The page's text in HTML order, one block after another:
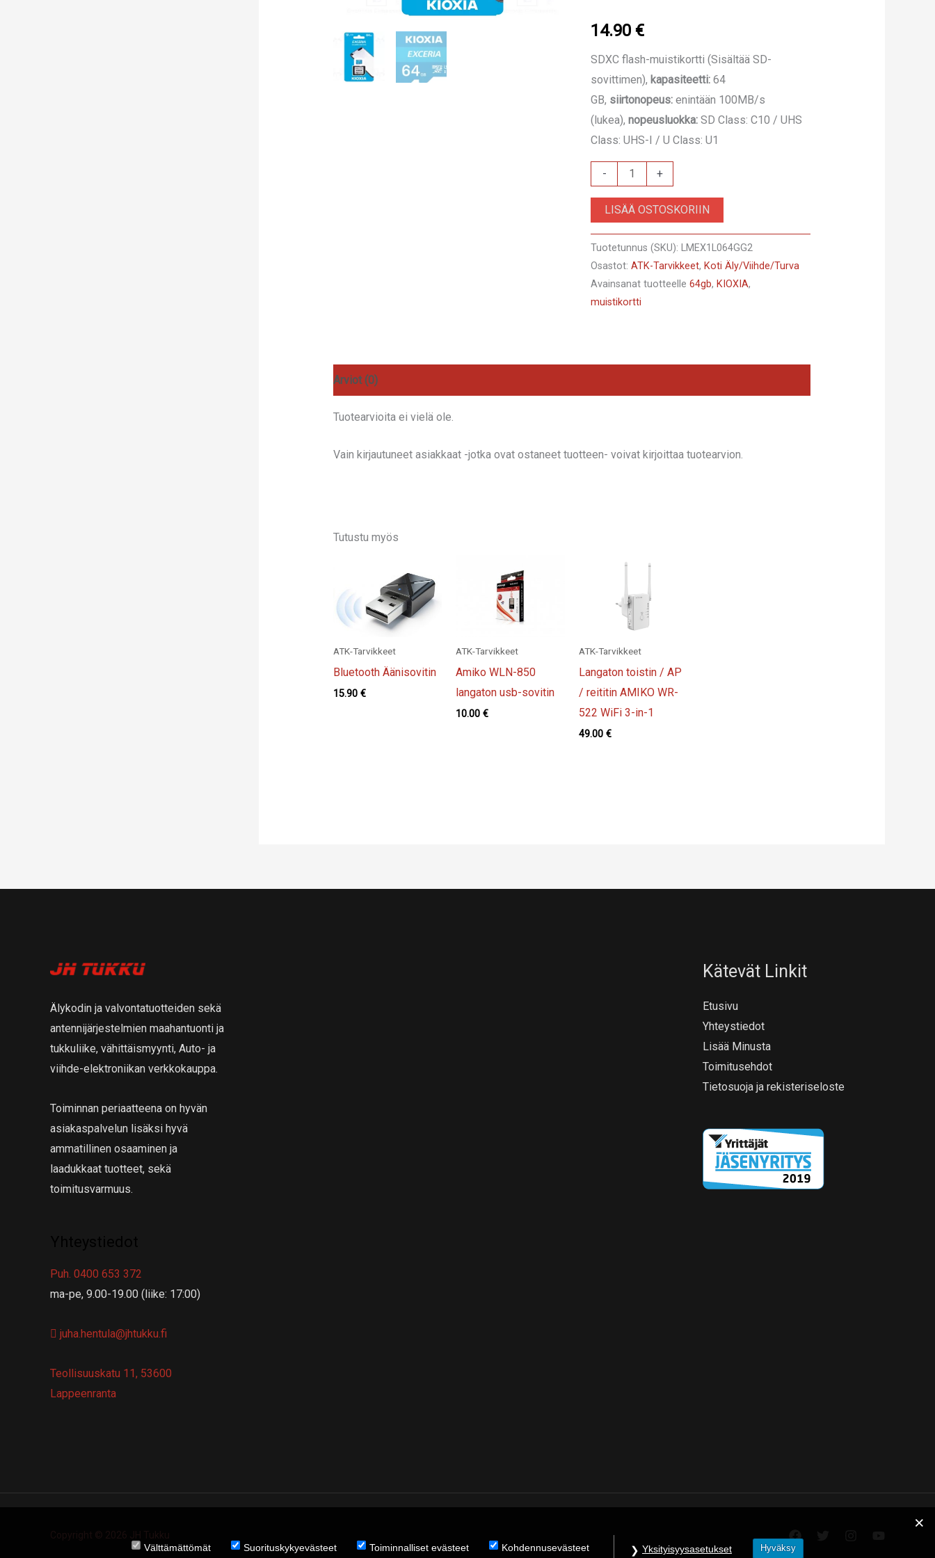
14.90€
SDXC flash-muistikortti (Sisältää SD-
sovittimen), kapasiteetti: 64
GB, siirtonopeus: enintään 100MB/s
(lukea),nopeusluokka: SD Class: C10 / UHS
Class: UHS-I / U Class: U1
-
LMEX1L064GG2
KIOXIA
Muistikortti
64
GB
määrä
+
LISÄÄ OSTOSKORIIN
Tuotetunnus (SKU): LMEX1L064GG2
Osastot:ATK-Tarvikkeet, Koti Äly/Viihde/Turva
Avainsanat tuotteelle64gb, KIOXIA,
muistikortti
Arviot (0)
Tuotearvioita ei vielä ole.
Vain kirjautuneet asiakkaat -jotka ovat ostaneet tuotteen- voivat kirjoittaa tuotearvion.
Tutustu myös
ATK-Tarvikkeet
Bluetooth Äänisovitin
15.90 €
ATK-Tarvikkeet
Amiko WLN-850
langaton usb-sovitin
10.00€
ATK-Tarvikkeet
Langaton toistin / AP
/ reititin AMIKO WR-
522 WiFi 3-in-1
49.00 €
Älykodin ja valvontatuotteiden sekä
antennijärjestelmien maahantuonti ja
tukkuliike, vähittäismyynti, Auto- ja
viihde-elektroniikan verkkokauppa.
Toiminnan periaatteena on hyvän
asiakaspalvelun lisäksi hyvä
ammatillinen osaaminen ja
laadukkaat tuotteet, sekä
toimitusvarmuus.
Puh. 0400 653 372
ma-pe, 9.00-19.00 (liike: 17:00)
juha.hentula@jhtukku.fi
Teollisuuskatu 11, 53600
Lappeenranta
Kätevät Linkit
Etusivu
Yhteystiedot
Lisää Minusta
Toimitusehdot
Tietosuoja ja rekisteriseloste
Välttämättömät
Suorituskykyevästeet Toiminnalliset evästeet Kohdennusevästeet Yksityisyysasetukset Hyväksy